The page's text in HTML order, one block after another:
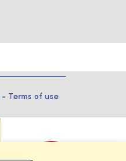
- Terms of use